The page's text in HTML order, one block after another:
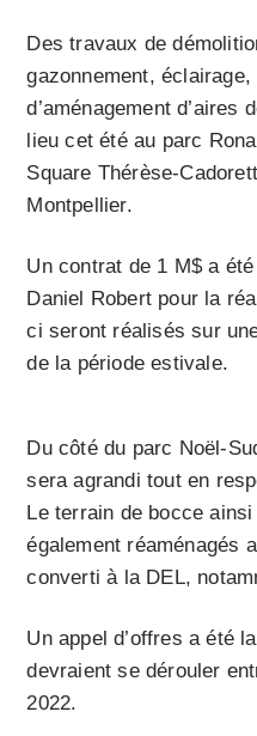
Des travaux de
gazonnement,
d’aménagement d’aires
lieu cet été au parc
Square Thérèse-
Montpellier.
Un contrat de 1 M$ a
Daniel Robert pour la
ci seront réalisés sur
de la période estivale.
Du côté du parc Noël-
sera agrandi tout en
Le terrain de bocce
également réaménagés
converti à la DEL,
Un appel d’offres a été
devraient se dérouler
2022.